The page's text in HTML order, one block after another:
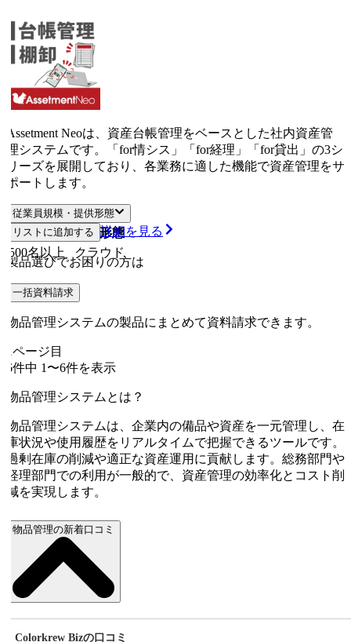
Neoは、資産台帳管理をベースとした社内資産管
システムです。「for情シス」「for経理」「for貸出」の3シ
ーズを展開しており、各業務に適した機能で資産管理をサ
ートします。
従業員規模・提供形態
業員規模 提供形態
名以上
クラウド
リストに追加する 詳細を見る
品選びでお困りの方は
一括資料請求
品管理システムの製品にまとめて資料請求できます。
ページ目
件中1 〜6件を表示
品管理システムとは？
品管理システムは、企業内の備品や資産を一元管理し、在
状況や使用履歴をリアルタイムで把握できるツールです。
剰在庫の削減や適正な資産運用に貢献します。総務部門や
理部門での利用が一般的で、資産管理の効率化とコスト削
を実現します。
物品管理の新着口コミ
Colorkrew Bizの口コミ